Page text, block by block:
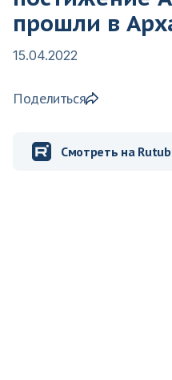
прошли в
15.04.2022
Поделиться
Смотреть на